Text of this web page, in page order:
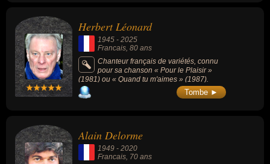
Herbert Léonard
1945 - 2025
Francais, 80 ans
Chanteur français de variétés, connu
pour sa chanson « Pour le Plaisir »
(1981) ou « Quand tu m'aimes » (1987).
Tombe ►
Alain Delorme
1949 - 2020
Francais , 70 ans